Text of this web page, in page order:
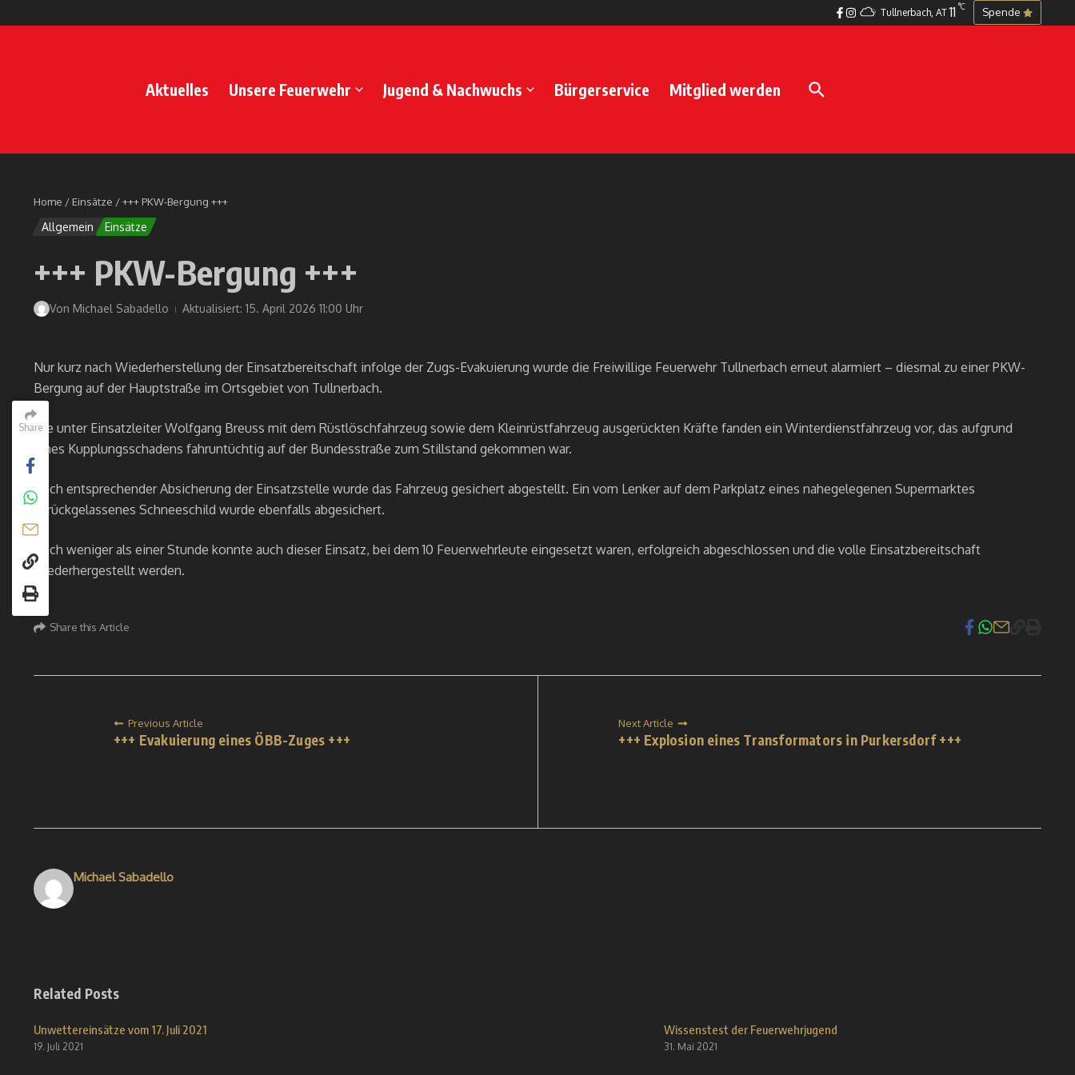
Tullnerbach, AT 11 °C Spende
Aktuelles Unsere Feuerwehr Jugend & Nachwuchs Bürgerservice Mitglied werden
Share
Home / Einsätze /+++ PKW-Bergung +++
Allgemein Einsätze
+++ PKW-Bergung +++
Von Michael Sabadello Aktualisiert: 15. April 2026 11:00 Uhr
Nur kurz nach Wiederherstellung der Einsatzbereitschaft infolge der Zugs-Evakuierung wurde die Freiwillige Feuerwehr Tullnerbach erneut alarmiert – diesmal zu einer PKW-
Bergung auf der Hauptstraße im Ortsgebiet von Tullnerbach.
Die unter Einsatzleiter Wolfgang Breuss mit dem Rüstlöschfahrzeug sowie dem Kleinrüstfahrzeug ausgerückten Kräfte fanden ein Winterdienstfahrzeug vor, das aufgrund
eines Kupplungsschadens fahruntüchtig auf der Bundesstraße zum Stillstand gekommen war.
Nach entsprechender Absicherung der Einsatzstelle wurde das Fahrzeug gesichert abgestellt. Ein vom Lenker auf dem Parkplatz eines nahegelegenen Supermarktes
zurückgelassenes Schneeschild wurde ebenfalls abgesichert.
Nach weniger als einer Stunde konnte auch dieser Einsatz, bei dem 10 Feuerwehrleute eingesetzt waren, erfolgreich abgeschlossen und die volle Einsatzbereitschaft
wiederhergestellt werden.
Share this Article
Previous Article
+++ Evakuierung eines ÖBB-Zuges +++
Next Article
+++ Explosion eines Transformators in Purkersdorf +++
Michael Sabadello
Related Posts
Unwettereinsätze vom 17. Juli 2021
19. Juli 2021
Wissenstest der Feuerwehrjugend
31. Mai 2021